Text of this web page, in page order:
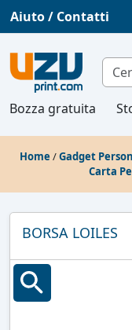
Aiuto / Contatti
Bozza gratuita
Home /Gadget
Carta
BORSA LOILES